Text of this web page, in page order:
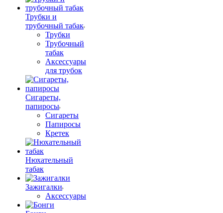
Трубки и
трубочный табак
Трубки
Трубочный
табак
Аксессуары
для трубок
Сигареты,
папиросы
Сигареты
Папиросы
Кретек
Нюхательный
табак
Зажигалки
Аксессуары